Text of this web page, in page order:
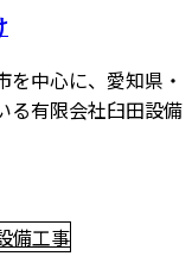
中心に、愛知県・
る有限会社臼田設備
備工事